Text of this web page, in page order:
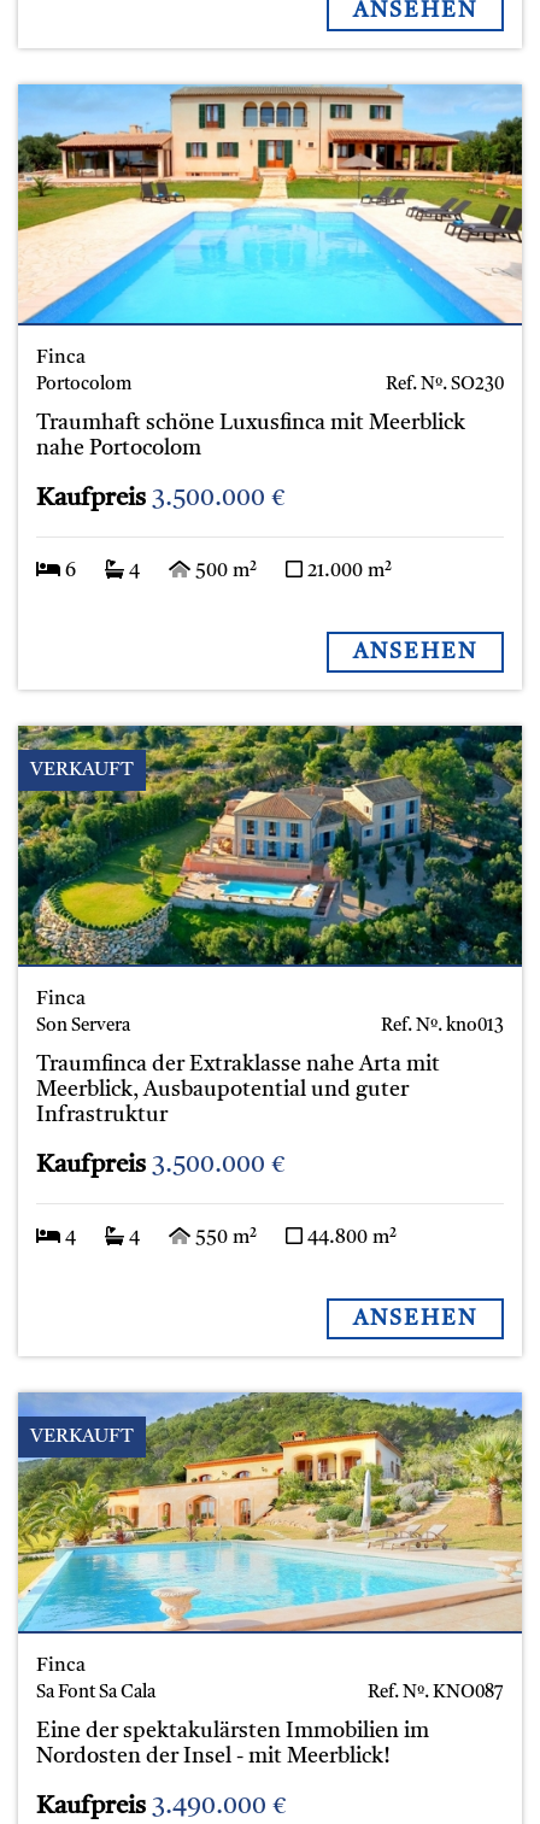
ANSEHEN
Finca
Portocolom Ref. Nº. SO230
Traumhaft schöne Luxusfinca mit Meerblick
nahe Portocolom
Kaufpreis 3.500.000 €
6 4 500 m² 21.000 m²
ANSEHEN
VERKAUFT
Finca
Son Servera Ref. Nº. kno013
Traumfinca der Extraklasse nahe Arta mit
Meerblick, Ausbaupotential und guter
Infrastruktur
Kaufpreis 3.500.000 €
4 4 550 m² 44.800 m²
ANSEHEN
VERKAUFT
Finca
Sa Font Sa Cala Ref. Nº. KNO087
Eine der spektakulärsten Immobilien im
Nordosten der Insel - mit Meerblick!
Kaufpreis 3.490.000 €